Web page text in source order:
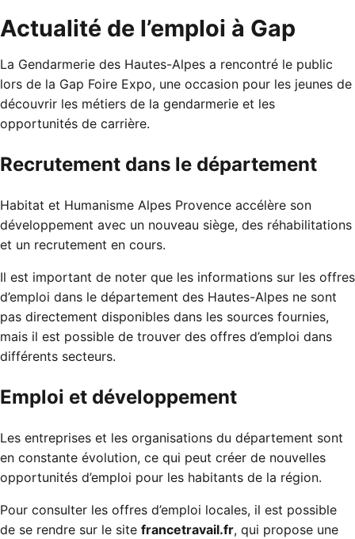
Actualité de l’emploi à Gap
La Gendarmerie des Hautes-Alpes a rencontré le public
lors de la Gap Foire Expo, une occasion pour les jeunes de
découvrir les métiers de la gendarmerie et les
opportunités de carrière.
Recrutement dans le département
Habitat et Humanisme Alpes Provence accélère son
développement avec un nouveau siège, des réhabilitations
et un recrutement en cours.
Il est important de noter que les informations sur les offres
d’emploi dans le département des Hautes-Alpes ne sont
pas directement disponibles dans les sources fournies,
mais il est possible de trouver des offres d’emploi dans
différents secteurs.
Emploi et développement
Les entreprises et les organisations du département sont
en constante évolution, ce qui peut créer de nouvelles
opportunités d’emploi pour les habitants de la région.
Pour consulter les offres d’emploi locales, il est possible
de se rendre sur le site francetravail.fr, qui propose une